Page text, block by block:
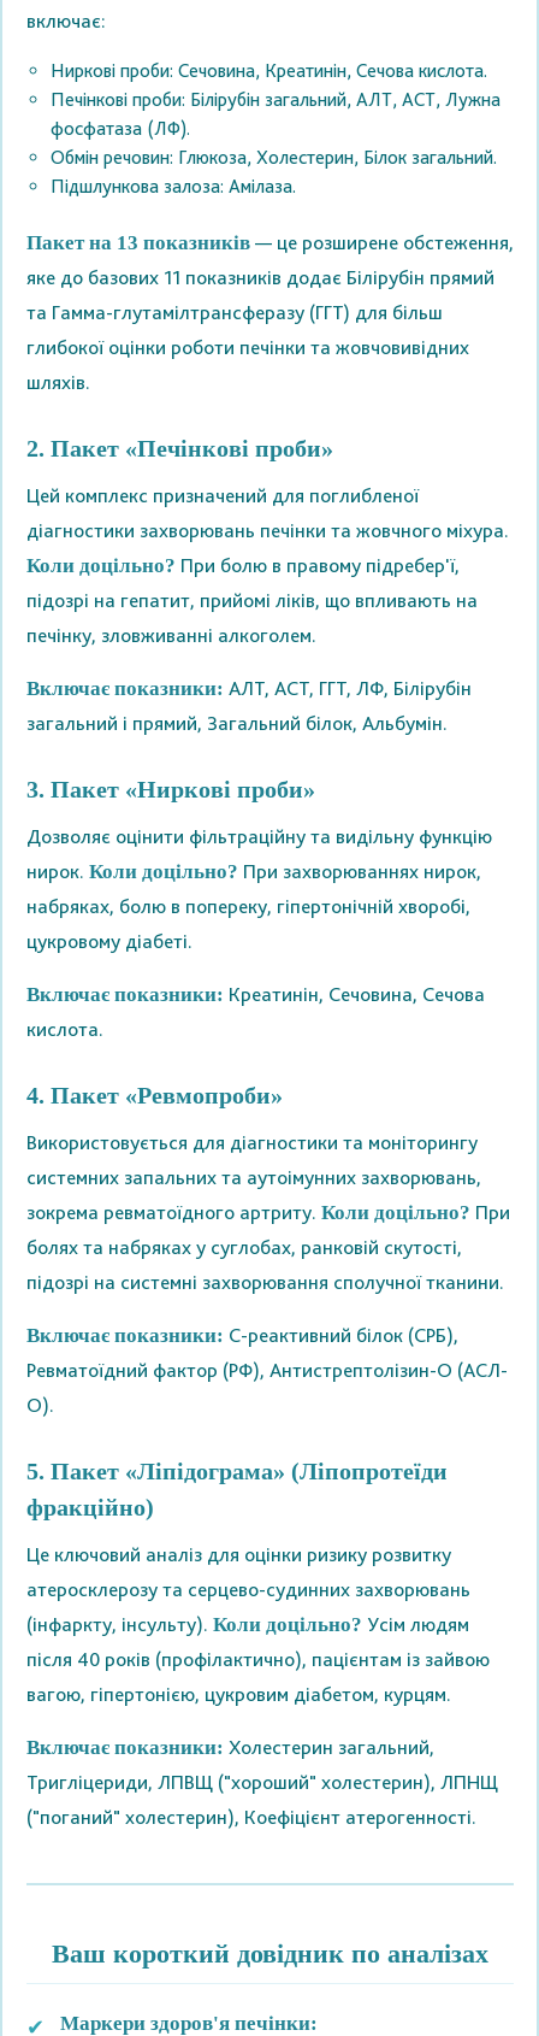
включає:
Ниркові проби: Сечовина, Креатинін, Сечова кислота.
Печінкові проби: Білірубін загальний, АЛТ, АСТ, Лужна
фосфатаза (ЛФ).
Обмін речовин: Глюкоза, Холестерин, Білок загальний.
Підшлункова залоза: Амілаза.
Пакет на 13 показників— це розширене обстеження,
яке до базових 11 показників додає Білірубін прямий
та Гамма-глутамілтрансферазу (ГГТ) для більш
глибокої оцінки роботи печінки та жовчовивідних
шляхів.
2. Пакет «Печінкові проби»
Цей комплекс призначений для поглибленої
діагностики захворювань печінки та жовчного міхура.
Коли доцільно? При болю в правому підребер'ї,
підозрі на гепатит, прийомі ліків, що впливають на
печінку, зловживанні алкоголем.
Включає показники: АЛТ, АСТ, ГГТ, ЛФ, Білірубін
загальний і прямий, Загальний білок, Альбумін.
3. Пакет «Ниркові проби»
Дозволяє оцінити фільтраційну та видільну функцію
нирок. Коли доцільно? При захворюваннях нирок,
набряках, болю в попереку, гіпертонічній хворобі,
цукровому діабеті.
Включає показники: Креатинін, Сечовина, Сечова
кислота.
4. Пакет «Ревмопроби»
Використовується для діагностики та моніторингу
системних запальних та аутоімунних захворювань,
зокрема ревматоїдного артриту. Коли доцільно? При
болях та набряках у суглобах, ранковій скутості,
підозрі на системні захворювання сполучної тканини.
Включає показники: С-реактивний білок (СРБ),
Ревматоїдний фактор (РФ), Антистрептолізин-О (АСЛ-
О).
5. Пакет «Ліпідограма» (Ліпопротеїди
фракційно)
Це ключовий аналіз для оцінки ризику розвитку
атеросклерозу та серцево-судинних захворювань
(інфаркту, інсульту). Коли доцільно? Усім людям
після 40 років (профілактично), пацієнтам із зайвою
вагою, гіпертонією, цукровим діабетом, курцям.
Включає показники: Холестерин загальний,
Тригліцериди, ЛПВЩ ("хороший" холестерин), ЛПНЩ
("поганий" холестерин), Коефіцієнт атерогенності.
Ваш короткий довідник по аналізах
Маркери здоров'я печінки: